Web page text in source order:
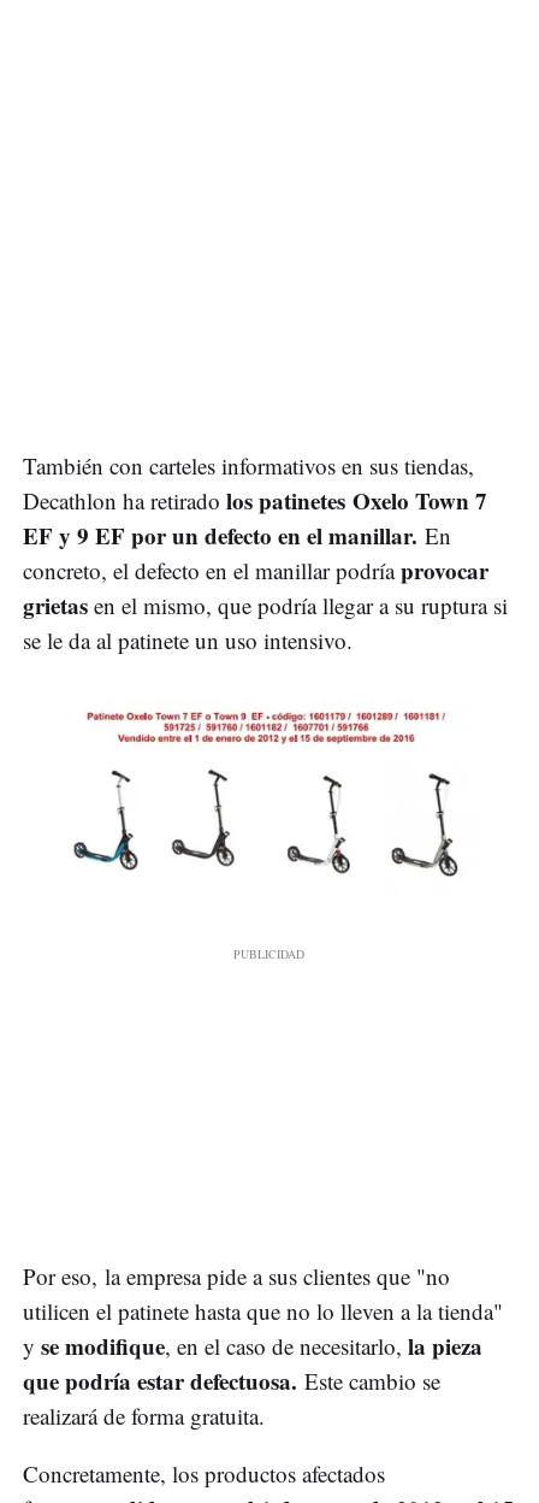
También con carteles informativos en sus tiendas,
Decathlon ha retirado los patinetes Oxelo Town 7
EF y 9 EF por un defecto en el manillar. En
concreto, el defecto en el manillar podríaprovocar
grietas en el mismo, que podría llegar a su ruptura si
se le da al patinete un uso intensivo.
Por eso, la empresa pide a sus clientes que "no
utilicen el patinete hasta que no lo lleven a la tienda"
y se modifique, en el caso de necesitarlo, la pieza
que podría estar defectuosa. Este cambio se
realizará de forma gratuita.
Concretamente, los productos afectados